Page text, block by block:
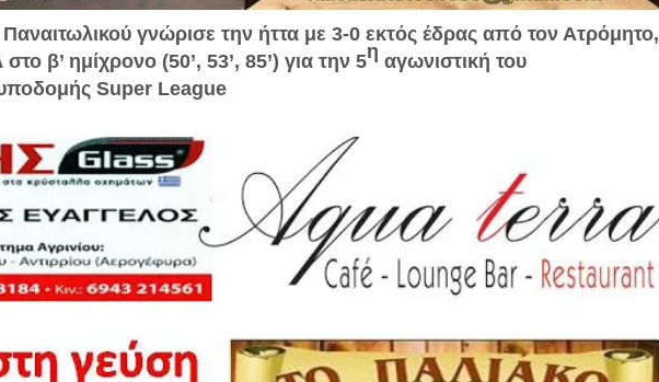
γνώρισε την ήττα με 3-0 εκτός έδρας από τον Ατρόμητο,
β’ ημίχρονο (50’, 53’, 85’) για την 5η αγωνιστική του
Super League